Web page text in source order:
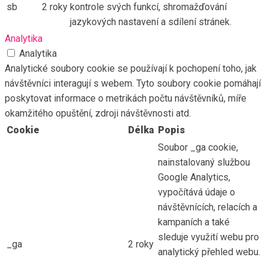
sb 2 roky kontrole svých funkcí, shromažďování
jazykových nastavení a sdílení stránek.
Analytika
Analytika
Analytické soubory cookie se používají k pochopení toho, jak
návštěvníci interagují s webem. Tyto soubory cookie pomáhají
poskytovat informace o metrikách počtu návštěvníků, míře
okamžitého opuštění, zdroji návštěvnosti atd.
Cookie
Délka Popis
_ga 2 roky
Soubor _ga cookie,
nainstalovaný službou
Google Analytics,
vypočítává údaje o
návštěvnících, relacích a
kampaních a také
sleduje využití webu pro
analytický přehled webu.